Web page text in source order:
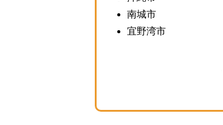
南城市
宜野湾市